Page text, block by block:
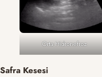
Orta Hidronefroz
Safra Kesesi